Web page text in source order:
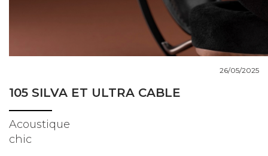
105 SILVA ET ULTRA CABLE
26/05/2025
Acoustique
chic